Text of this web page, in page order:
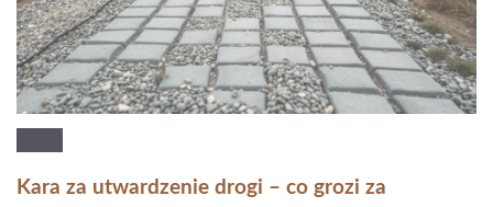
Kara za utwardzenie drogi – co grozi za